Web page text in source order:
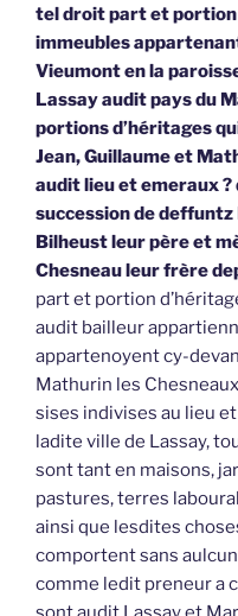
tel droit part et portion
immeubles
Vieumont en la
Lassay audit pays du
portions d’héritages
Jean, Guillaume et
audit lieu et emeraux ?
succession de
Bilheust leur père et
Chesneau leur frère
part et portion
audit bailleur
appartenoyent cy-
Mathurin les
sises indivises au lieu
ladite ville de Lassay,
sont tant en maisons,
pastures, terres
ainsi que lesdites
comportent sans
comme ledit preneur a